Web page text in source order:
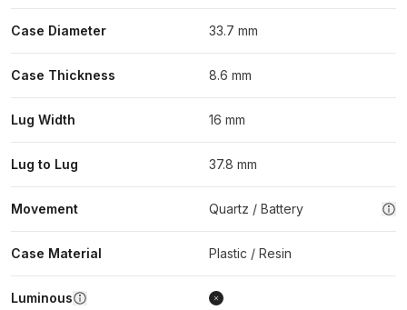
Case Diameter 33.7 mm
Case Thickness 8.6 mm
Lug Width 16 mm
Lug to Lug 37.8 mm
Movement Quartz / Battery
Case Material Plastic / Resin
Luminous